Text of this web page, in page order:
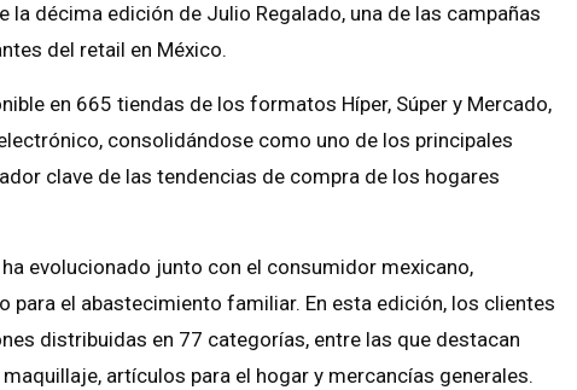
la décima edición de Julio Regalado, una de las campañas
del retail en México.
en 665 tiendas de los formatos Híper, Súper y Mercado,
consolidándose como uno de los principales
clave de las tendencias de compra de los hogares
evolucionado junto con el consumidor mexicano,
para el abastecimiento familiar. En esta edición, los clientes
distribuidas en 77 categorías, entre las que destacan
artículos para el hogar y mercancías generales.